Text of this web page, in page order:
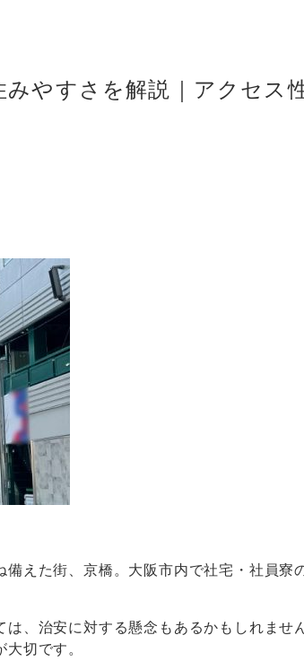
みやすさを解説｜アクセス
えた街、京橋。大阪市内で社宅・社員寮
、治安に対する懸念もあるかもしれませ
切です。